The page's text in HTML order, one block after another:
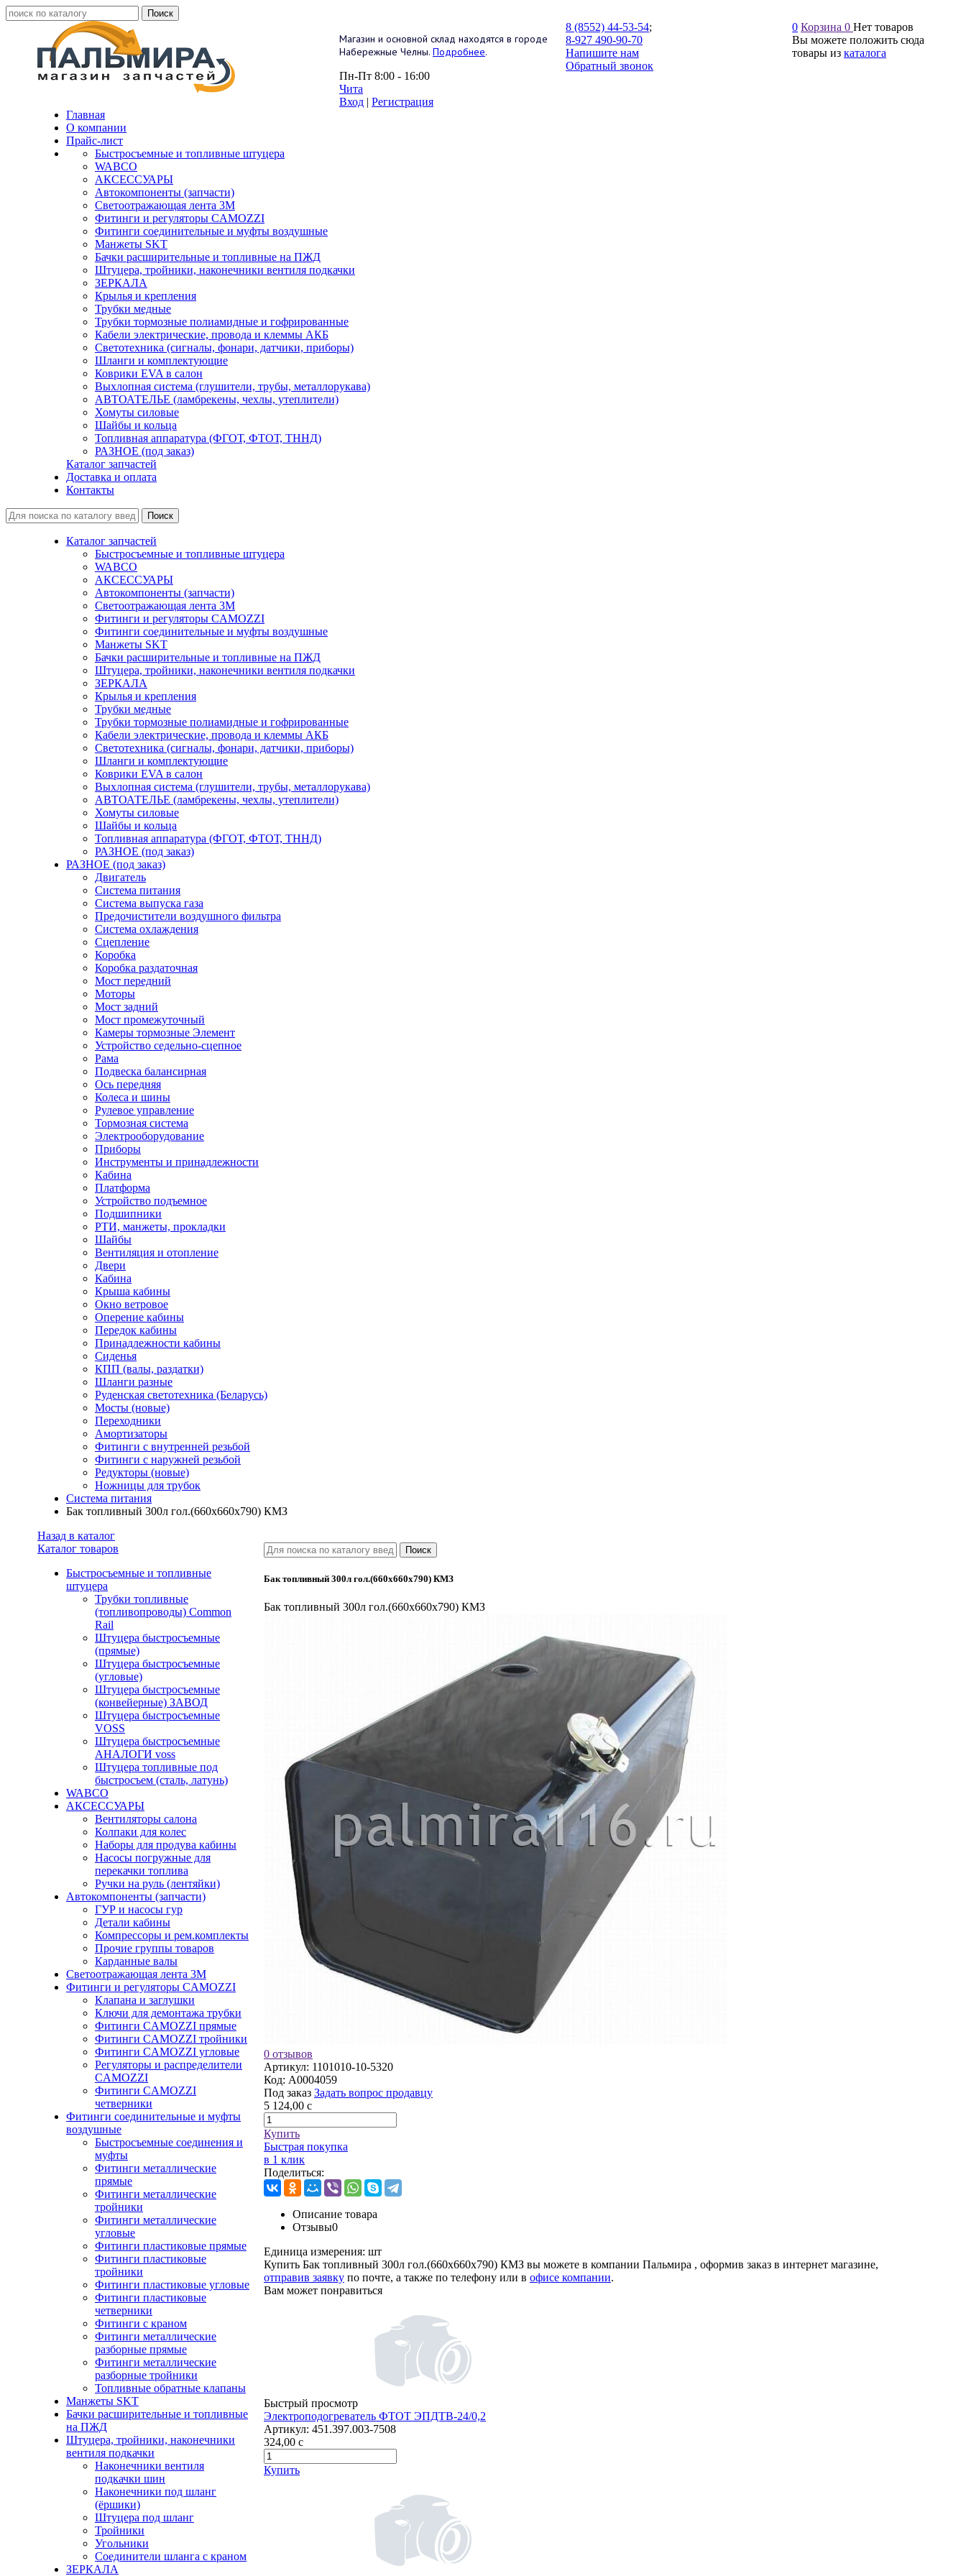
Магазин и основной склад находятся в городе
Набережные Челны. Подробнее.
Пн-Пт 8:00 - 16:00
Чита
Вход | Регистрация
8 (8552) 44-53-54;
8-927 490-90-70
Напишите нам
Обратный звонок
0 Корзина 0 Нет товаров
Вы можете положить сюда
товары из каталога
Главная
О компании
Прайс-лист
Быстросъемные и топливные штуцера
WABCO
АКСЕССУАРЫ
Автокомпоненты (запчасти)
Светоотражающая лента 3М
Фитинги и регуляторы CAMOZZI
Фитинги соединительные и муфты воздушные
Манжеты SKT
Бачки расширительные и топливные на ПЖД
Штуцера, тройники, наконечники вентиля подкачки
ЗЕРКАЛА
Крылья и крепления
Трубки медные
Трубки тормозные полиамидные и гофрированные
Кабели электрические, провода и клеммы АКБ
Светотехника (сигналы, фонари, датчики, приборы)
Шланги и комплектующие
Коврики EVA в салон
Выхлопная система (глушители, трубы, металлорукава)
АВТОАТЕЛЬЕ (ламбрекены, чехлы, утеплители)
Хомуты силовые
Шайбы и кольца
Топливная аппаратура (ФГОТ, ФТОТ, ТННД)
РАЗНОЕ (под заказ)
Каталог запчастей
Доставка и оплата
Контакты
Каталог запчастей
Быстросъемные и топливные штуцера
WABCO
АКСЕССУАРЫ
Автокомпоненты (запчасти)
Светоотражающая лента 3М
Фитинги и регуляторы CAMOZZI
Фитинги соединительные и муфты воздушные
Манжеты SKT
Бачки расширительные и топливные на ПЖД
Штуцера, тройники, наконечники вентиля подкачки
ЗЕРКАЛА
Крылья и крепления
Трубки медные
Трубки тормозные полиамидные и гофрированные
Кабели электрические, провода и клеммы АКБ
Светотехника (сигналы, фонари, датчики, приборы)
Шланги и комплектующие
Коврики EVA в салон
Выхлопная система (глушители, трубы, металлорукава)
АВТОАТЕЛЬЕ (ламбрекены, чехлы, утеплители)
Хомуты силовые
Шайбы и кольца
Топливная аппаратура (ФГОТ, ФТОТ, ТННД)
РАЗНОЕ (под заказ)
РАЗНОЕ (под заказ)
Двигатель
Система питания
Система выпуска газа
Предочистители воздушного фильтра
Система охлаждения
Сцепление
Коробка
Коробка раздаточная
Мост передний
Моторы
Мост задний
Мост промежуточный
Камеры тормозные Элемент
Устройство седельно-сцепное
Рама
Подвеска балансирная
Ось передняя
Колеса и шины
Рулевое управление
Тормозная система
Электрооборудование
Приборы
Инструменты и принадлежности
Кабина
Платформа
Устройство подъемное
Подшипники
РТИ, манжеты, прокладки
Шайбы
Вентиляция и отопление
Двери
Кабина
Крыша кабины
Окно ветровое
Оперение кабины
Передок кабины
Принадлежности кабины
Сиденья
КПП (валы, раздатки)
Шланги разные
Руденская светотехника (Беларусь)
Мосты (новые)
Переходники
Амортизаторы
Фитинги с внутренней резьбой
Фитинги с наружней резьбой
Редукторы (новые)
Ножницы для трубок
Система питания
Бак топливный 300л гол.(660х660х790) КМЗ
Назад в каталог
Каталог товаров
Быстросъемные и топливные
штуцера
Трубки топливные
(топливопроводы) Common
Rail
Штуцера быстросъемные
(прямые)
Штуцера быстросъемные
(угловые)
Штуцера быстросъемные
(конвейерные) ЗАВОД
Штуцера быстросъемные
VOSS
Штуцера быстросъемные
АНАЛОГИ voss
Штуцера топливные под
быстросъем (сталь, латунь)
WABCO
АКСЕССУАРЫ
Вентиляторы салона
Колпаки для колес
Наборы для продува кабины
Насосы погружные для
перекачки топлива
Ручки на руль (лентяйки)
Автокомпоненты (запчасти)
ГУР и насосы гур
Детали кабины
Компрессоры и рем.комплекты
Прочие группы товаров
Карданные валы
Светоотражающая лента 3М
Фитинги и регуляторы CAMOZZI
Клапана и заглушки
Ключи для демонтажа трубки
Фитинги CAMOZZI прямые
Фитинги CAMOZZI тройники
Фитинги CAMOZZI угловые
Регуляторы и распределители
CAMOZZI
Фитинги CAMOZZI
четверники
Фитинги соединительные и муфты
воздушные
Быстросъемные соединения и
муфты
Фитинги металлические
прямые
Фитинги металлические
тройники
Фитинги металлические
угловые
Фитинги пластиковые прямые
Фитинги пластиковые
тройники
Фитинги пластиковые угловые
Фитинги пластиковые
четверники
Фитинги с краном
Фитинги металлические
разборные прямые
Фитинги металлические
разборные тройники
Топливные обратные клапаны
Манжеты SKT
Бачки расширительные и топливные
на ПЖД
Штуцера, тройники, наконечники
вентиля подкачки
Наконечники вентиля
подкачки шин
Наконечники под шланг
(ёршики)
Штуцера под шланг
Тройники
Угольники
Соединители шланга с краном
ЗЕРКАЛА
Бак топливный 300л гол.(660х660х790) КМЗ
Бак топливный 300л гол.(660х660х790) КМЗ
0 отзывов
Артикул: 1101010-10-5320
Код: A0004059
Под заказ Задать вопрос продавцу
5 124,00 c
Купить
Быстрая покупка
в 1 клик
Поделиться:
Описание товара
Отзывы0
Единица измерения: шт
Купить Бак топливный 300л гол.(660х660х790) КМЗ вы можете в компании Пальмира , оформив заказ в интернет магазине,
отправив заявку по почте, а также по телефону или в офисе компании.
Вам может понравиться
Быстрый просмотр
Электроподогреватель ФТОТ ЭПДТВ-24/0,2
Артикул: 451.397.003-7508
324,00 c
Купить